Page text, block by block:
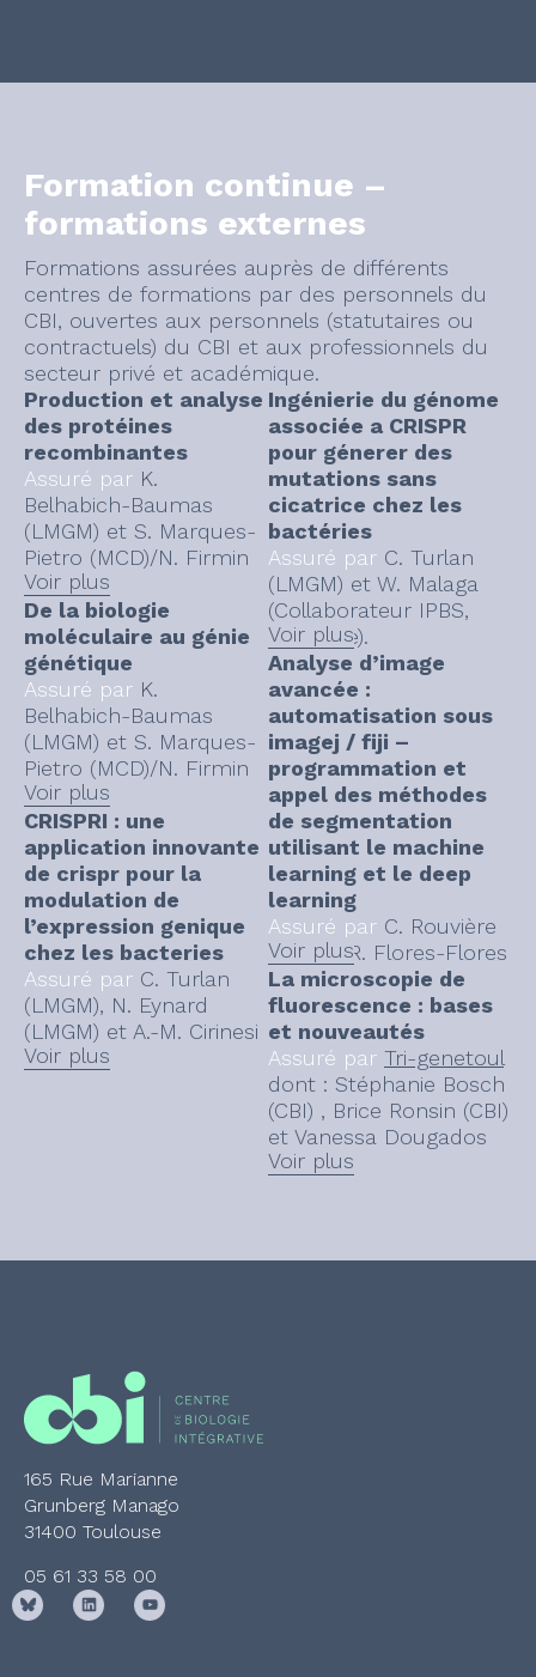
Formation continue –
formations externes
Formations assurées auprès de différents
centres de formations par des personnels du
CBI, ouvertes aux personnels (statutaires ou
contractuels) du CBI et aux professionnels du
secteur privé et académique.
Production et analyse
des protéines
recombinantes
Assuré par K.
Belhabich-Baumas
(LMGM) et S. Marques-
Pietro (MCD)/N. Firmin
(MCD).
Voir plus
De la biologie
moléculaire au génie
génétique
Assuré par K.
Belhabich-Baumas
(LMGM) et S. Marques-
Pietro (MCD)/N. Firmin
(MCD).
Voir plus
CRISPRI : une
application innovante
de crispr pour la
modulation de
l’expression genique
chez les bacteries
Assuré par C. Turlan
(LMGM), N. Eynard
(LMGM) et A.-M. Cirinesi
(LMGM)
Voir plus
Ingénierie du génome
associée a CRISPR
pour génerer des
mutations sans
cicatrice chez les
bactéries
Assuré par C. Turlan
(LMGM) et W. Malaga
(Collaborateur IPBS,
Toulouse).
Voir plus
Analyse d’image
avancée :
automatisation sous
imagej / fiji –
programmation et
appel des méthodes
de segmentation
utilisant le machine
learning et le deep
learning
Assuré par C. Rouvière
(CBI) et R. Flores-Flores
Voir plus
La microscopie de
fluorescence : bases
et nouveautés
Assuré par Tri-genetoul
dont : Stéphanie Bosch
(CBI) , Brice Ronsin (CBI)
et Vanessa Dougados
(CBI).
Voir plus
165 Rue Marianne
Grunberg Manago
31400 Toulouse
05 61 33 58 00